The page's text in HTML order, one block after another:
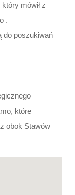
mówił z
.
do poszukiwań
które
obok Stawów